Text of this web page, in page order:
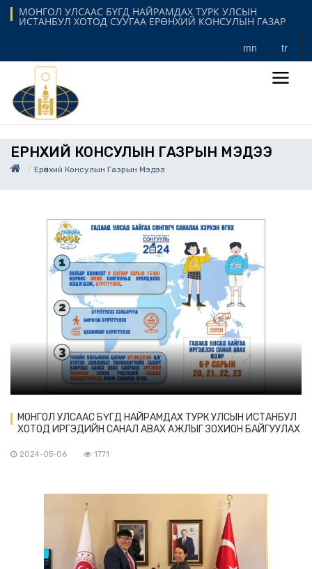
МОНГОЛ УЛСААС БҮГД НАЙРАМДАХ ТУРК УЛСЫН
ИСТАНБУЛ ХОТОД СУУГАА ЕРӨНХИЙ КОНСУЛЫН ГАЗАР
mn tr
ЕРӨНХИЙ КОНСУЛЫН ГАЗРЫН МЭДЭЭ
Ерөнхий Консулын Газрын Мэдээ
МОНГОЛ УЛСААС БҮГД НАЙРАМДАХ ТУРК УЛСЫН ИСТАНБУЛ
ХОТОД ИРГЭДИЙН САНАЛ АВАХ АЖЛЫГ ЗОХИОН БАЙГУУЛАХ
2024-05-06 1771